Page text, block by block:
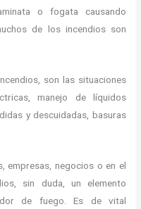
o fogata causando
de los incendios son
son las situaciones
manejo de líquidos
y descuidadas, basuras
empresas, negocios o en el
sin duda, un elemento
de fuego. Es de vital